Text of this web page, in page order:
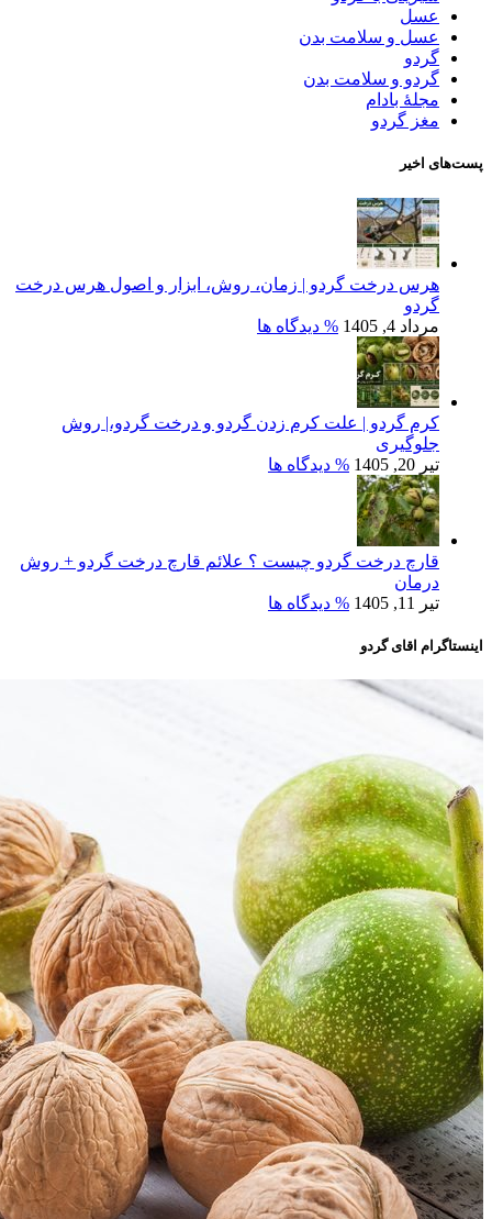
عسل
عسل و سلامت بدن
گردو
گردو و سلامت بدن
مجلۀ بادام
مغز گردو
پست‌های اخیر
هرس درخت گردو | زمان، روش، ابزار و اصول هرس درخت
گردو
مرداد 4, 1405
% دیدگاه ها
کرم گردو | علت کرم زدن گردو و درخت گردو،| روش
جلوگیری
تیر 20, 1405
% دیدگاه ها
قارچ درخت گردو چیست ؟ علائم قارچ درخت گردو + روش
درمان
تیر 11, 1405
% دیدگاه ها
اینستاگرام اقای گردو